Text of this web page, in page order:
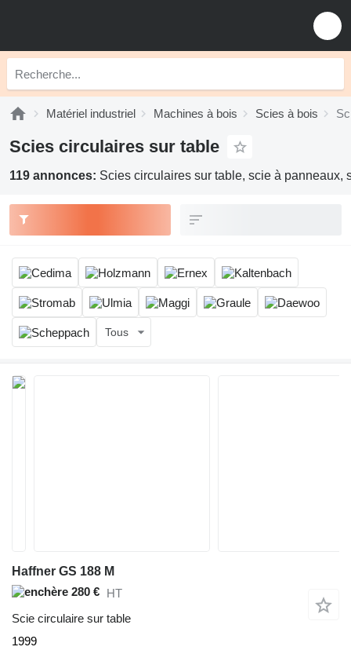
Matériel industriel Machines à bois Scies à bois
Scies circulaires sur table
119 annonces: Scies circulaires sur table, scie à panneaux,
Tous
Haffner GS 188 M
280 € HT
Scie circulaire sur table
1999